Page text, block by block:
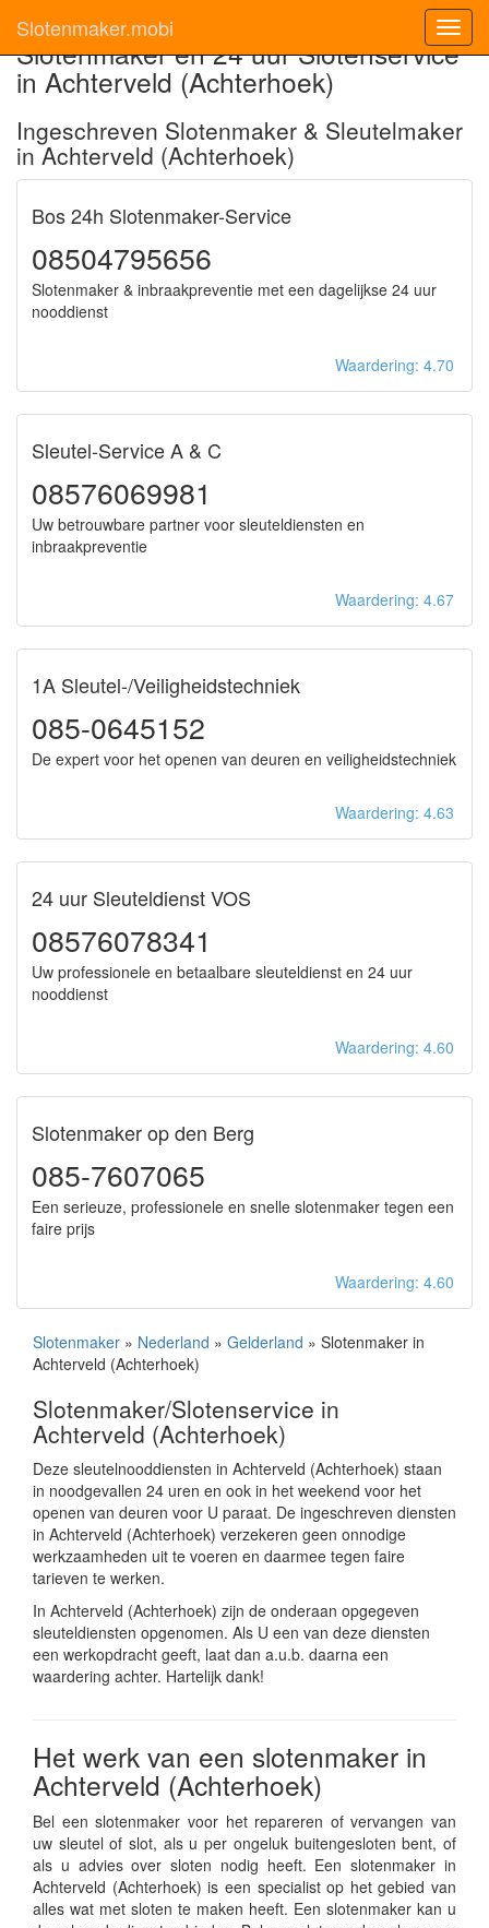
Slotenmaker.mobi
Slotenmaker en 24 uur Slotenservice
in Achterveld (Achterhoek)
Ingeschreven Slotenmaker & Sleutelmaker
in Achterveld (Achterhoek)
Bos 24h Slotenmaker-Service
08504795656
Slotenmaker & inbraakpreventie met een dagelijkse 24 uur
nooddienst
Waardering: 4.70
Sleutel-Service A & C
08576069981
Uw betrouwbare partner voor sleuteldiensten en
inbraakpreventie
Waardering: 4.67
1A Sleutel-/Veiligheidstechniek
085-0645152
De expert voor het openen van deuren en veiligheidstechniek
Waardering: 4.63
24 uur Sleuteldienst VOS
08576078341
Uw professionele en betaalbare sleuteldienst en 24 uur
nooddienst
Waardering: 4.60
Slotenmaker op den Berg
085-7607065
Een serieuze, professionele en snelle slotenmaker tegen een
faire prijs
Waardering: 4.60
Slotenmaker » Nederland » Gelderland » Slotenmaker in
Achterveld (Achterhoek)
Slotenmaker/Slotenservice in
Achterveld (Achterhoek)
Deze sleutelnooddiensten in Achterveld (Achterhoek) staan
in noodgevallen 24 uren en ook in het weekend voor het
openen van deuren voor U paraat. De ingeschreven diensten
in Achterveld (Achterhoek) verzekeren geen onnodige
werkzaamheden uit te voeren en daarmee tegen faire
tarieven te werken.
In Achterveld (Achterhoek) zijn de onderaan opgegeven
sleuteldiensten opgenomen. Als U een van deze diensten
een werkopdracht geeft, laat dan a.u.b. daarna een
waardering achter. Hartelijk dank!
Het werk van een slotenmaker in
Achterveld (Achterhoek)
Bel een slotenmaker voor het repareren of vervangen van
uw sleutel of slot, als u per ongeluk buitengesloten bent, of
als u advies over sloten nodig heeft. Een slotenmaker in
Achterveld (Achterhoek) is een specialist op het gebied van
alles wat met sloten te maken heeft. Een slotenmaker kan u